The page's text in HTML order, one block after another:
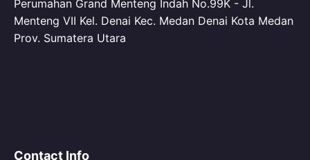
Perumahan Grand Menteng Indah No.99K - Jl.
Menteng VII Kel. Denai Kec. Medan Denai Kota Medan
Prov. Sumatera Utara
Contact Info